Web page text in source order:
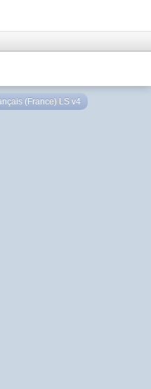
(France) LS v4